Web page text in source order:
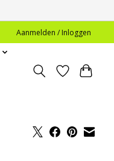
Aanmelden / Inloggen